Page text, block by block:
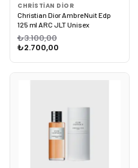
CHRISTIAN DIOR
Christian Dior Ambre Nuit Edp
125 ml ARC JLT Unisex
₺3.100,00
₺2.700,00